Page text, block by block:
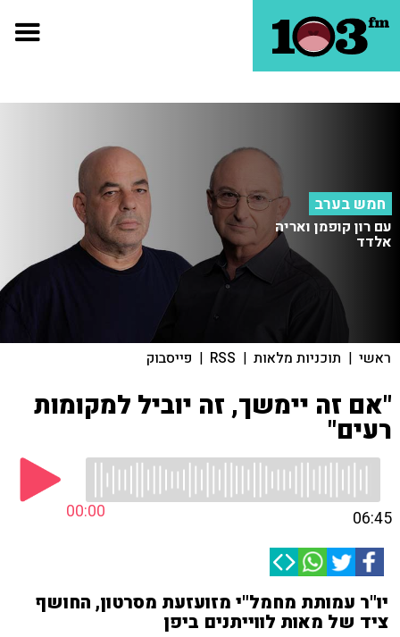
חמש בערב
עם רון קופמן ואריה
אלדד
ראשי | תוכניות מלאות |
RSS
| פייסבוק
"אם זה יימשך, זה יוביל למקומות
רעים"
00:00 06:45
יו"ר עמותת מחמל"י מזועזעת מסרטון, החושף
ציד של מאות לווייתנים ביפן